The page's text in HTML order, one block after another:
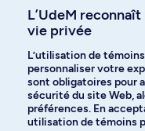
Langues
Facebook
L’UdeM
vie privée
L’utilisation de
personnaliser votre
sont obligatoires pour
sécurité du site Web,
préférences. En
utilisation de témoins